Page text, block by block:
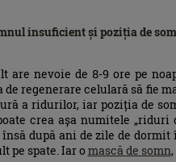
insuficient și poziția de
are nevoie de 8-9 ore pe
de regenerare celulară să fie
a ridurilor, iar poziția de
crea așa numitele
după ani de zile de
pe spate. Iar o mască de somn